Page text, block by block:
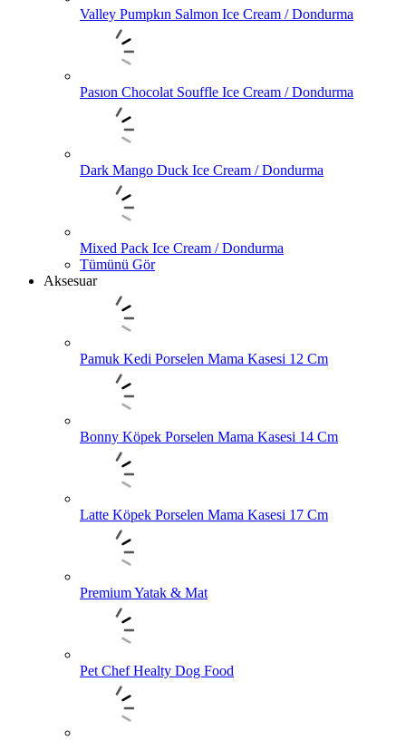
Valley Pumpkın Salmon Ice Cream / Dondurma
Pasıon Chocolat Souffle Ice Cream / Dondurma
Dark Mango Duck Ice Cream / Dondurma
Mixed Pack Ice Cream / Dondurma
Tümünü Gör
Aksesuar
Pamuk Kedi Porselen Mama Kasesi 12 Cm
Bonny Köpek Porselen Mama Kasesi 14 Cm
Latte Köpek Porselen Mama Kasesi 17 Cm
Premium Yatak & Mat
Pet Chef Healty Dog Food